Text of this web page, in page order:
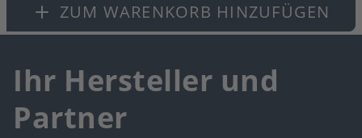
ZUM WARENKORB HINZUFÜGEN
Ihr Hersteller und
Partner